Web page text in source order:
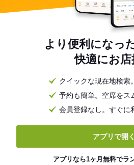
より便利になっ
快適にお店
クイックな現在地検索
予約も簡単。空席をス
会員登録なし。すぐに
アプリで開く
アプリなら1ヶ月無料でラ